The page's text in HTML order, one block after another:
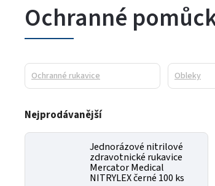
Ochranné
Ochranné rukavice Obleky
Nejprodávanější
Jednorázové nitrilové
zdravotnické rukavice
Mercator Medical
NITRYLEX černé 100 ks